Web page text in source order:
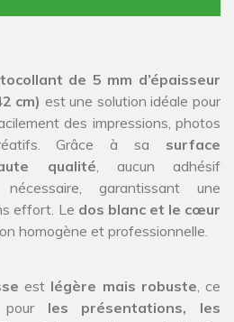
de 5 mm d’épaisseur
cm) est une solution idéale pour
des impressions, photos
Grâce à sa surface
qualité , aucun adhésif
garantissant une
effort. Le dos blanc et le cœur
homogène et professionnelle.
est légère mais robuste , ce
les présentations, les